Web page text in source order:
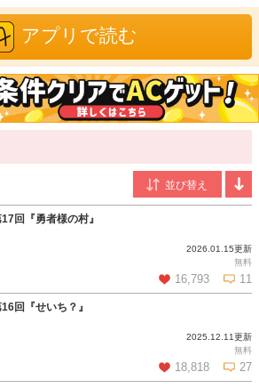
こり冒険譚、開幕！
ー。千葉県在住、B型、やぎ座。テーブ
ロッドRPG 」シリーズ（菊池たけし／
ストレイターであり、小説版やリプレイ
ミカライズ版「アリアンロッド・サガ・
／アスキー･メディアワークス）の作画
ての代表作は「大図書館の羊飼い」（全
「ヤンキーは異世界で精霊に愛されま
ァポリス）など。
、本作の連載を開始し、第15回アルファ
大賞で奨励賞を受賞。2023年6月、改
ぎるチュートリアルスキルで異世界ぽよ
籍化。
アプリで読む
回『勇者様の村』
2026.01.15更新
無料
16,793 11
コメントを見る
回『せいち？』
2025.12.11更新
無料
18,818 27